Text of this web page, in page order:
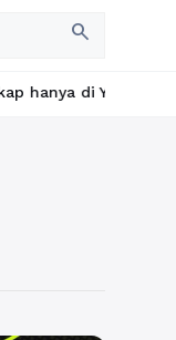
search